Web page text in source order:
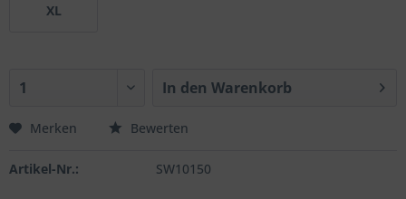
XL
In den Warenkorb
Merken Bewerten
Artikel-Nr.: SW10150